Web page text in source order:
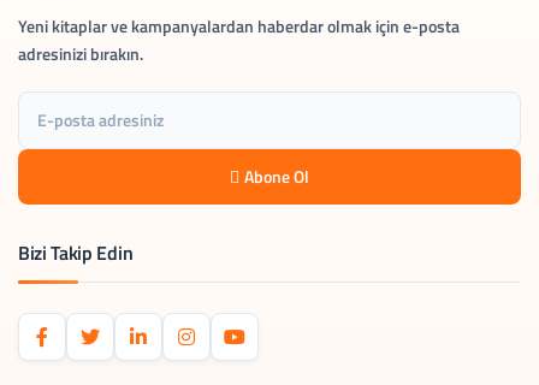
Yeni kitaplar ve kampanyalardan haberdar olmak için e-posta
adresinizi bırakın.
Abone Ol
Bizi Takip Edin